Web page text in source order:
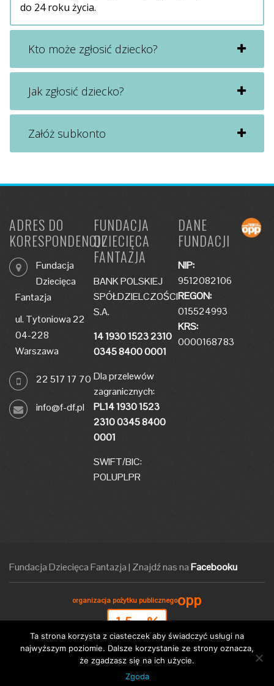
do 24 roku życia.
Kto może zgłosić dziecko?
Jak zgłosić dziecko?
Załóż subkonto
ADRES DO
KORESPONDENCJI
Fundacja
Dziecięca
Fantazja
ul. Tytoniowa 22
04-228
Warszawa
22 517 17 70
info@f-df.pl
FUNDACJA
DZIECIĘCA
FANTAZJA
BANK POLSKIEJ
SPÓŁDZIELCZOŚCI
S.A.
14 1930 1523 2310
0345 8400 0001
Dla przelewów
zagranicznych:
PL14 1930 1523
2310 0345 8400
0001
SWIFT/BIC:
POLUPLPR
DANE
FUNDACJI
NIP:
9512082106
REGON:
015524993
KRS:
0000168783
Fundacja Dziecięca Fantazja| Znajdź nas naFacebooku
organizacja pożytku publicznegoopp
1,5 %
Możesz przekazać 1,5% swojego podatku na rzecz Fundacji Dziecięca Fantazja
| Projekt i wykonanie -
Ta strona korzysta z ciasteczek aby świadczyć usługi na
najwyższym poziomie. Dalsze korzystanie ze strony oznacza,
że zgadzasz się na ich użycie.
Zgoda